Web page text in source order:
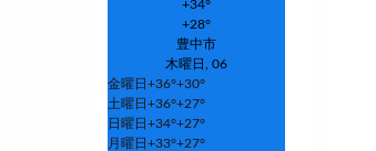
+34°
+28°
豊中市
木曜日, 06
金曜日 +36°+30°
土曜日 +36°+27°
日曜日 +34°+27°
月曜日 +33°+27°